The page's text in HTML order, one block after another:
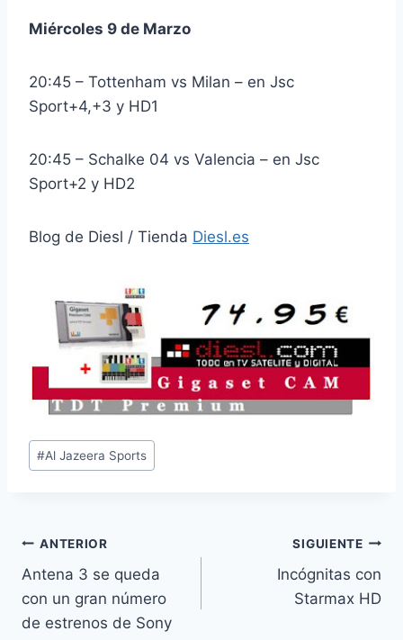
Miércoles 9 de Marzo
20:45 – Tottenham vs Milan – en Jsc
Sport+4,+3 y HD1
20:45 – Schalke 04 vs Valencia – en Jsc
Sport+2 y HD2
Blog de Diesl / Tienda Diesl.es
Etiquetas
de
#Al Jazeera Sports
Navegación
de
entradas
ANTERIOR
Antena 3 se queda
con un gran número
de estrenos de Sony
SIGUIENTE
Incógnitas con
Starmax HD